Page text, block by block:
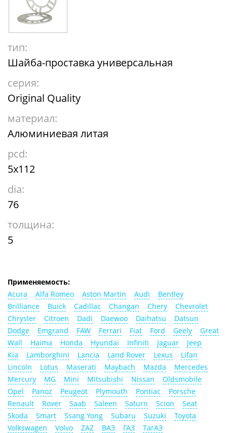
тип:
Шайба-проставка универсальная
серия:
Original Quality
материал:
Алюминиевая литая
pcd:
5x112
dia:
76
толщина:
5
Применяемость:
Acura
Alfa Romeo Aston Martin Audi
Bentley
Brilliance
Buick Cadillac Changan Chery
Chevrolet
Chrysler
Citroen Dadi Daewoo Daihatsu
Datsun
Dodge
Emgrand FAW Ferrari Fiat Ford Geely
Great
Wall
Haima Honda Hyundai Infiniti Jaguar
Jeep
Kia
Lamborghini Lancia Land Rover Lexus
Lifan
Lincoln
Lotus Maserati Maybach Mazda
Mercedes
Mercury
MG Mini Mitsubishi Nissan
Oldsmobile
Opel
Panoz Peugeot Plymouth Pontiac
Porsche
Renault
Rover Saab Saleen Saturn Scion
Seat
Skoda
Smart Ssang Yong Subaru Suzuki
Toyota
Volkswagen
Volvo ZAZ ВАЗ ГАЗ
ТагАЗ